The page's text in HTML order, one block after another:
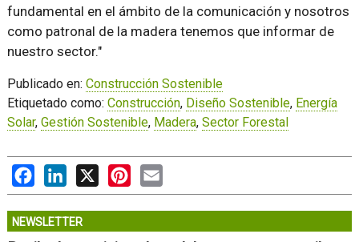
fundamental en el ámbito de la comunicación y nosotros
como patronal de la madera tenemos que informar de
nuestro sector."
Publicado en: Construcción Sostenible
Etiquetado como: Construcción, Diseño Sostenible, Energía
Solar, Gestión Sostenible, Madera, Sector Forestal
FacebookLinkedIn
X PinterestEmail
NEWSLETTER